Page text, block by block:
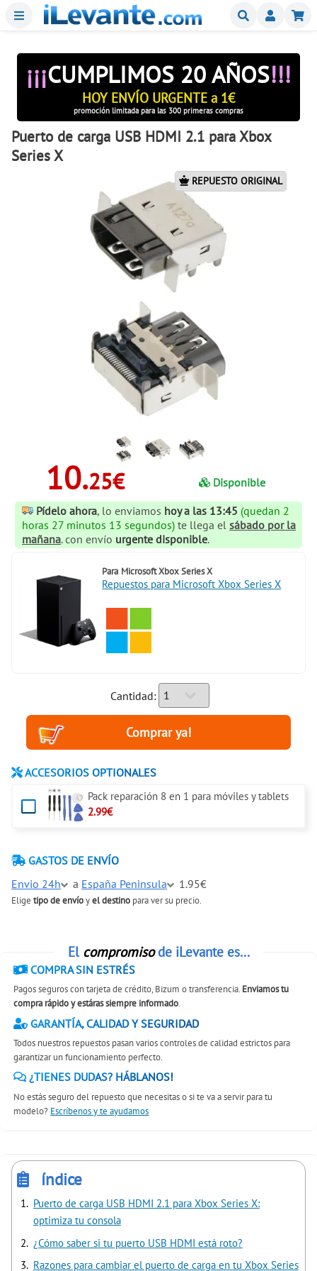
Menu Buscar
¡¡¡CUMPLIMOS 20 AÑOS!!!
HOY ENVÍO URGENTE a 1€
promoción limitada para las 300 primeras compras
Puerto de carga USB HDMI 2.1 para Xbox
Series X
REPUESTO ORIGINAL
10.25€
Disponible
Pídelo ahora, lo enviamos hoy a las 13:45 (quedan 2
horas 27 minutos 12 segundos) te llega el sábado por la
mañana. con envío urgente disponible.
Para Microsoft Xbox Series X
Repuestos para Microsoft Xbox Series X
Cantidad:
ACCESORIOS OPTIONALES
Pack reparación 8 en 1 para móviles y tablets
2.99€
GASTOS DE ENVÍO
Envio 24h
a España Peninsula 1.95€
Elige tipo de envíoyel destino para ver su precio.
El compromisode iLevante es...
COMPRA SIN ESTRÉS
Pagos seguros con tarjeta de crédito, Bizum o transferencia. Enviamos tu
compra rápido y estáras siempre informado.
GARANTÍA, CALIDAD Y SEGURIDAD
Todos nuestros repuestos pasan varios controles de calidad estrictos para
garantizar un funcionamiento perfecto.
¿TIENES DUDAS? HÁBLANOS!
No estás seguro del repuesto que necesitas o si te va a servir para tu
modelo? Escríbenos y te ayudamos
índice
Puerto de carga USB HDMI 2.1 para Xbox Series X:
optimiza tu consola
¿Cómo saber si tu puerto USB HDMI está roto?
Razones para cambiar el puerto de carga en tu Xbox Series